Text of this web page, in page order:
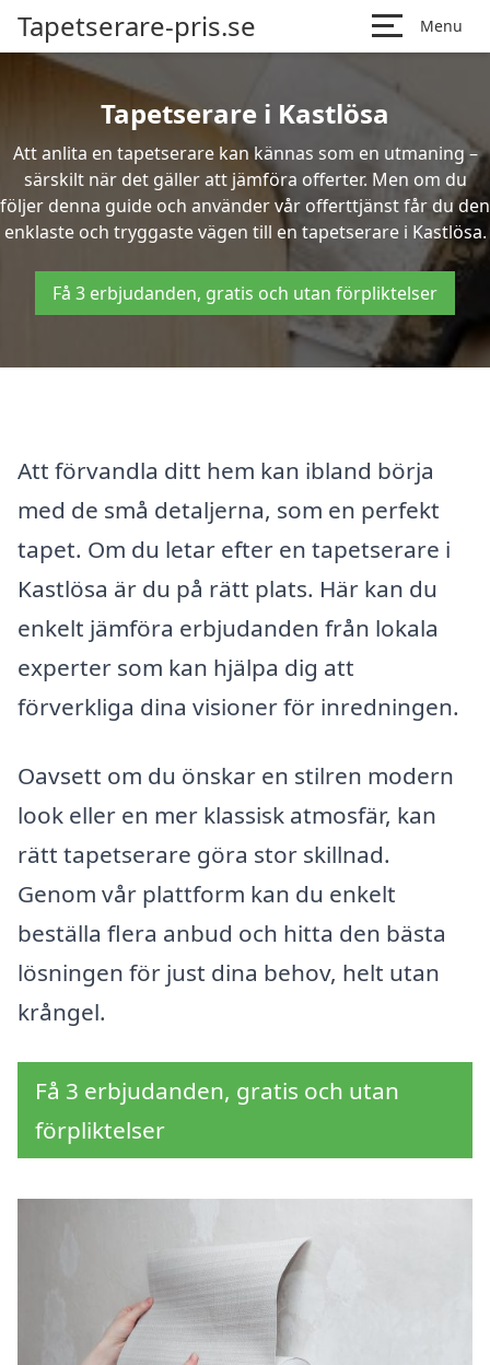
Tapetserare-pris.se Menu
Tapetserare i Kastlösa
Att anlita en tapetserare kan kännas som en utmaning –
särskilt när det gäller att jämföra offerter. Men om du
följer denna guide och använder vår offerttjänst får du den
enklaste och tryggaste vägen till en tapetserare i Kastlösa.
Få 3 erbjudanden, gratis och utan förpliktelser
Att förvandla ditt hem kan ibland börja
med de små detaljerna, som en perfekt
tapet. Om du letar efter en tapetserare i
Kastlösa är du på rätt plats. Här kan du
enkelt jämföra erbjudanden från lokala
experter som kan hjälpa dig att
förverkliga dina visioner för inredningen.
Oavsett om du önskar en stilren modern
look eller en mer klassisk atmosfär, kan
rätt tapetserare göra stor skillnad.
Genom vår plattform kan du enkelt
beställa flera anbud och hitta den bästa
lösningen för just dina behov, helt utan
krångel.
Få 3 erbjudanden, gratis och utan
förpliktelser